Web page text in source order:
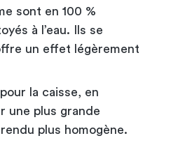
sont en 100 %
à l’eau. Ils se
un effet légèrement
la caisse, en
une plus grande
plus homogène.